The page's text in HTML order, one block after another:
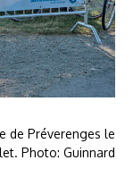
de Préverenges le
Photo: Guinnard